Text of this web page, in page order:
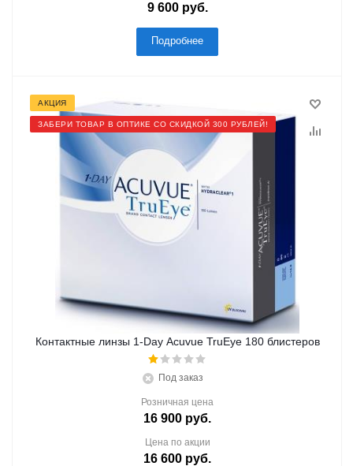
9 600руб.
Подробнее
АКЦИЯ
ЗАБЕРИ ТОВАР В ОПТИКЕ СО СКИДКОЙ 300 РУБЛЕЙ!
Контактные линзы 1-Day Acuvue TruEye 180 блистеров
Под заказ
Розничная цена
16 900 руб.
Цена по акции
16 600 руб.